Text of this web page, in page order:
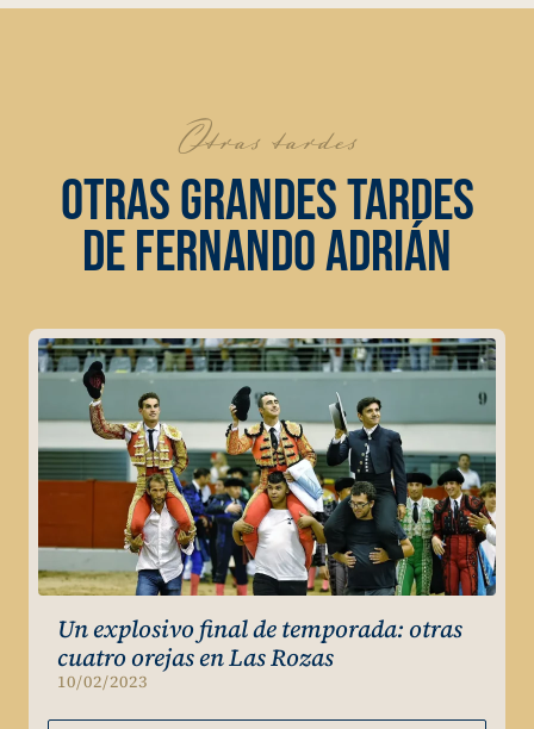
Otras tardes
OTRAS GRANDES TARDES
DE FERNANDO ADRIÁN
Un explosivo final de temporada: otras
cuatro orejas en Las Rozas
10/02/2023